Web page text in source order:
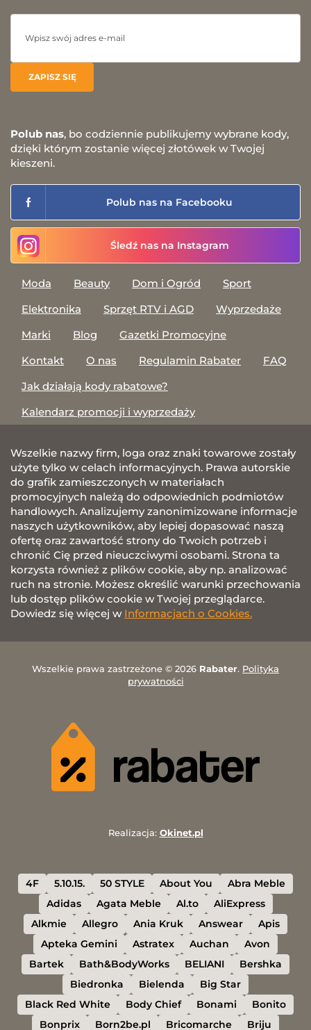
Polub nas, bo codziennie publikujemy wybrane kody,
dzięki którym zostanie więcej złotówek w Twojej
kieszeni.
Polub nas na Facebooku
Śledź nas na Instagram
Moda Beauty Dom i Ogród
Sport
Elektronika
Sprzęt RTV i AGD
Wyprzedaże
Marki
Blog
Gazetki Promocyjne
Kontakt
O nas Regulamin Rabater
FAQ
Jak działają kody rabatowe?
Kalendarz promocji i wyprzedaży
Wszelkie nazwy firm, loga oraz znaki towarowe zostały
użyte tylko w celach informacyjnych. Prawa autorskie
do grafik zamieszczonych w materiałach
promocyjnych należą do odpowiednich podmiotów
handlowych. Analizujemy zanonimizowane informacje
naszych użytkowników, aby lepiej dopasować naszą
ofertę oraz zawartość strony do Twoich potrzeb i
chronić Cię przed nieuczciwymi osobami. Strona ta
korzysta również z plików cookie, aby np. analizować
ruch na stronie. Możesz określić warunki przechowania
lub dostęp plików cookie w Twojej przeglądarce.
Dowiedz się więcej w Informacjach o Cookies.
Wszelkie prawa zastrzeżone © 2026 Rabater. Polityka
prywatności
Realizacja: Okinet.pl
4F 5.10.15. 50 STYLE About You
Abra Meble
Adidas
Agata Meble Al.to
AliExpress
Alkmie
Allegro Ania Kruk Answear
Apis
Apteka Gemini
Astratex Auchan
Avon
Bartek
Bath&BodyWorks BELIANI
Bershka
Biedronka
Bielenda
Big Star
Black Red White
Body Chief Bonami
Bonito
Bonprix
Born2be.pl Bricomarche Briju